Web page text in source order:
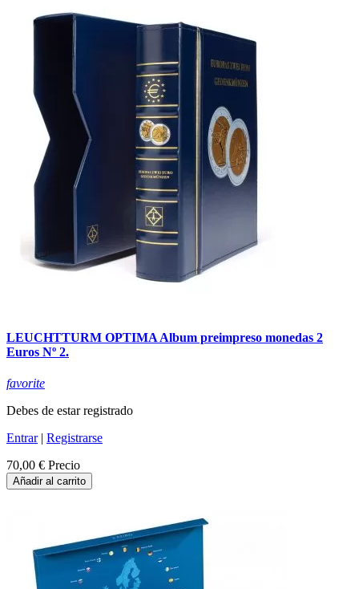
LEUCHTTURM OPTIMA Album preimpreso monedas 2
Euros Nº 2.
favorite
Debes de estar registrado
Entrar| Registrarse
70,00 € Precio
Añadir al carrito